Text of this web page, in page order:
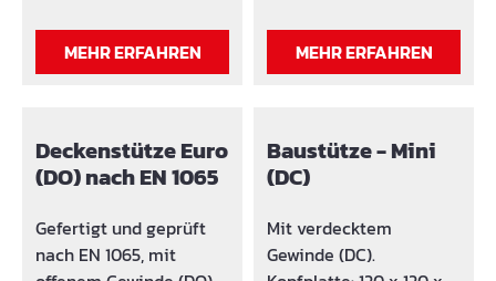
MEHR ERFAHREN
Quetschsicherung.
Kopfplatte: Klasse A 120
Haken: Ø 14 mm
(unverlierbar) mit
Auflagering
MEHR ERFAHREN
Deckenstütze Euro
(DO) nach EN 1065
Gefertigt und geprüft
nach EN 1065, mit
Baustütze - Mini
(DC)
Mit verdecktem
Gewinde (DC).